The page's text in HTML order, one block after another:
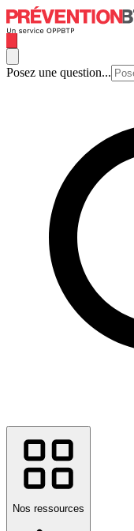
Posez une question...
Nos ressources